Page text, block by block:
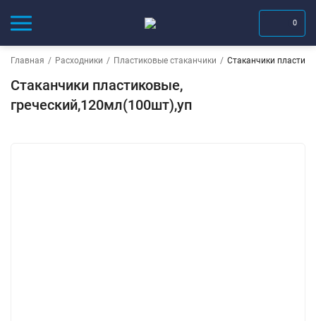
0
Главная / Расходники / Пластиковые стаканчики / Стаканчики
Стаканчики пластиковые,
греческий,120мл(100шт),уп